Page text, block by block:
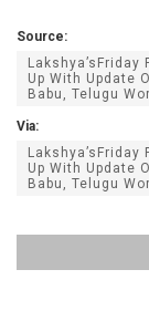
Source:
Lakshya’sFriday
Up With Update
Babu, Telugu
Via:
Lakshya’sFriday
Up With Update
Babu, Telugu